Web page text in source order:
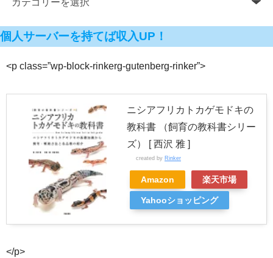
個人サーバーを持てば収入UP！
<p class=”wp-block-rinkerg-gutenberg-rinker”>
ニシアフリカトカゲモドキの
教科書 （飼育の教科書シリー
ズ） [ 西沢 雅 ]
created by Rinker
Amazon 楽天市場
Yahooショッピング
</p>